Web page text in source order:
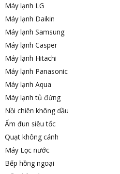
Máy lạnh LG
Máy lạnh Daikin
Máy lạnh Samsung
Máy lạnh Casper
Máy lạnh Hitachi
Máy lạnh Panasonic
Máy lạnh Aqua
Máy lạnh tủ đứng
Nồi chiên không dầu
Ấm đun siêu tốc
Quạt không cánh
Máy Lọc nước
Bếp hồng ngoại